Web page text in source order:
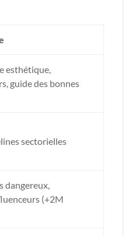
esthétique,
guide des bonnes
sectorielles
dangereux,
(+2M